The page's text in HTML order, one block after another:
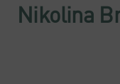
Nikolina